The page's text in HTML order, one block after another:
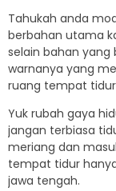
Tahukah anda
berbahan utama
selain bahan yang
warnanya yang
ruang tempat
Yuk rubah gaya
jangan terbiasa
meriang dan
tempat tidur
jawa tengah.